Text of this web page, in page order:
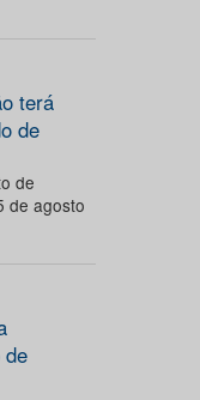
terá
de
de
de agosto